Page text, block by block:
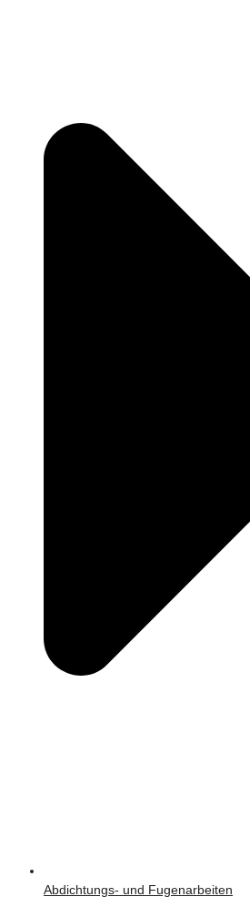
Abdichtungs- und Fugenarbeiten